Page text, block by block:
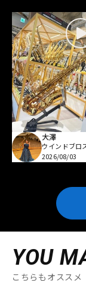
大澤
ウインドブロ
2026/08/03
YOU
こちらもオススメ